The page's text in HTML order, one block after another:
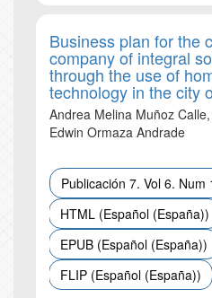
Business plan for the
company of integral
through the use of
technology in the city
Andrea Melina Muñoz
Edwin Ormaza Andrade
Publicación 7. Vol 6.
HTML (Español (España))
EPUB (Español (España))
FLIP (Español (España))